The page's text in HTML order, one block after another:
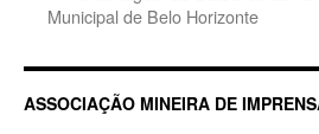
Municipal de Belo Horizonte
ASSOCIAÇÃO MINEIRA DE